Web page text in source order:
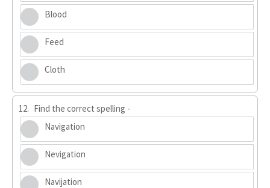
Blood
Feed
Cloth
12. Find the correct spelling -
Navigation
Nevigation
Navijation